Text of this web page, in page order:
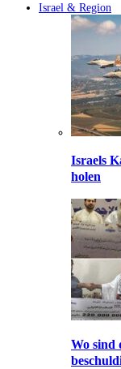
Israel & Region
Israels
holen
Wo sind